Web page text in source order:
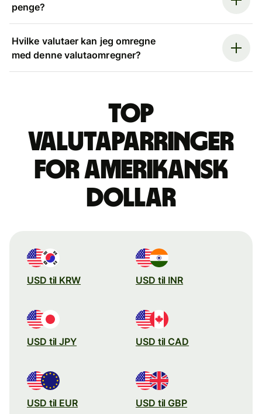
penge?
Hvilke valutaer kan jeg omregne
med denne valutaomregner?
Top
valutaparringer
for amerikansk
dollar
USD til KRW USD til INR
USD til JPY USD til CAD
USD til EUR USD til GBP